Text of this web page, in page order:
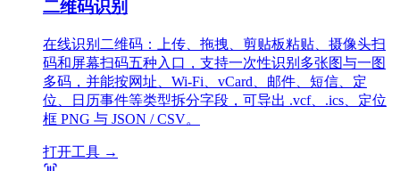
二维码识别
在线识别二维码：上传、拖拽、剪贴板粘贴、摄像头扫
码和屏幕扫码五种入口，支持一次性识别多张图与一图
多码，并能按网址、Wi-Fi、vCard、邮件、短信、定
位、日历事件等类型拆分字段，可导出 .vcf、.ics、定位
框 PNG 与 JSON / CSV。
打开工具 →